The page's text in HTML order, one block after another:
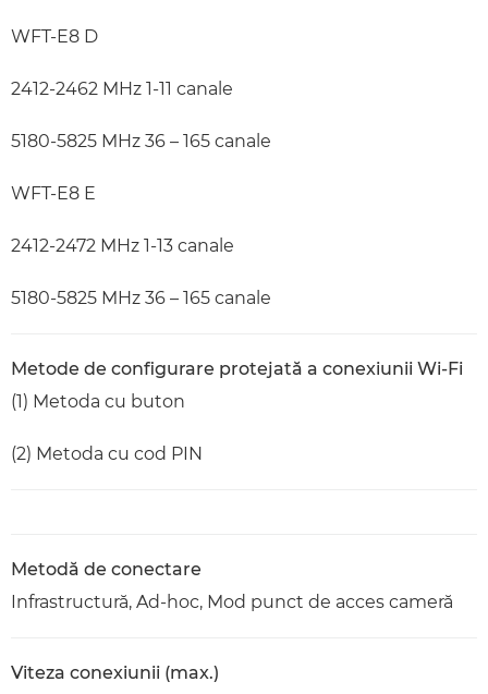
WFT-E8 D
2412-2462 MHz 1-11 canale
5180-5825 MHz 36 – 165 canale
WFT-E8 E
2412-2472 MHz 1-13 canale
5180-5825 MHz 36 – 165 canale
Metode de configurare protejată a conexiunii Wi-Fi
(1) Metoda cu buton
(2) Metoda cu cod PIN
Metodă de conectare
Infrastructură, Ad-hoc, Mod punct de acces cameră
Viteza conexiunii (max.)